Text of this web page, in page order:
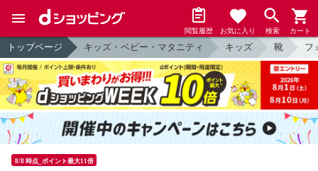
閲覧履歴 お気に入り 検索 カート
トップページ キッズ・ベビー・マタニティ キッズ 靴 フ
8/8 時点_ポイント最大11倍